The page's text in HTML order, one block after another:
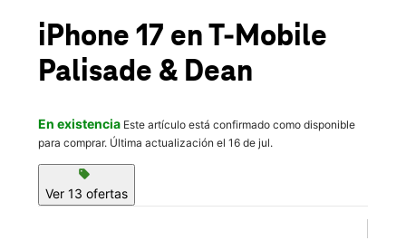
location_on
40 E Palisade Ave Englewood, NJ 07631
iPhone 17 en T-Mobile
Palisade & Dean
En existencia Este artículo está confirmado como disponible
para comprar. Última actualización el 16 de jul.
sell
Ver 13 ofertas